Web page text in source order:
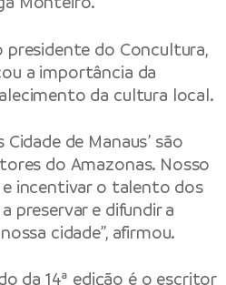
presidente do Concultura,
a importância da
da cultura local.
de Manaus’ são
do Amazonas. Nosso
incentivar o talento dos
preservar e difundir a
cidade”, afirmou.
da 14ª edição é o escritor